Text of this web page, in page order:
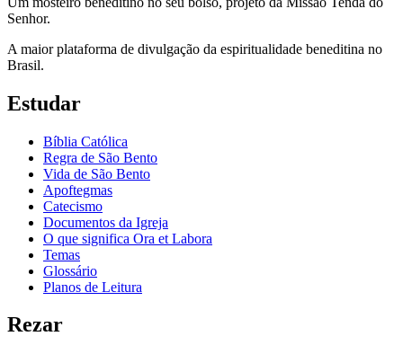
Senhor.
A maior plataforma de divulgação da espiritualidade beneditina no
Brasil.
Estudar
Bíblia Católica
Regra de São Bento
Vida de São Bento
Apoftegmas
Catecismo
Documentos da Igreja
O que significa Ora et Labora
Temas
Glossário
Planos de Leitura
Rezar